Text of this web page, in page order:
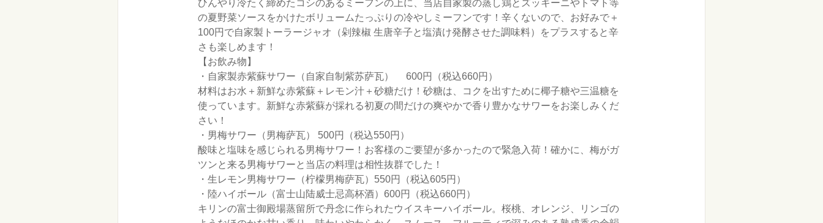
ひんやり冷たく締めたコシのあるミーフンの上に、当店自家製の蒸し鶏とズッキーニやトマト等
の夏野菜ソースをかけたボリュームたっぷりの冷やしミーフンです！辛くないので、お好みで＋
100円で自家製トーラージャオ（剁辣椒 生唐辛子と塩漬け発酵させた調味料）をプラスすると辛
さも楽しめます！
【お飲み物】
・自家製赤紫蘇サワー（自家自制紫苏萨瓦） 600円（税込660円）
材料はお水＋新鮮な赤紫蘇＋レモン汁＋砂糖だけ！砂糖は、コクを出すために椰子糖や三温糖を
使っています。新鮮な赤紫蘇が採れる初夏の間だけの爽やかで香り豊かなサワーをお楽しみくだ
さい！
・男梅サワー（男梅萨瓦） 500円（税込550円）
酸味と塩味を感じられる男梅サワー！お客様のご要望が多かったので緊急入荷！確かに、梅がガ
ツンと来る男梅サワーと当店の料理は相性抜群でした！
・生レモン男梅サワー（柠檬男梅萨瓦）550円（税込605円）
・陸ハイボール（富士山陆威士忌高杯酒）600円（税込660円）
キリンの富士御殿場蒸留所で丹念に作られたウイスキーハイボール。桜桃、オレンジ、リンゴの